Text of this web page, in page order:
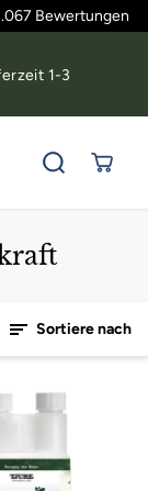
Bewertungen
1-3
Sortiere nach